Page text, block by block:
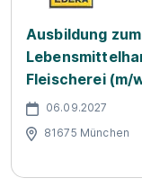
Ausbildung
Fleischerei (m/
06.09.2027
81675 München